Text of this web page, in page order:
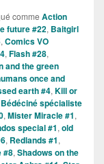
comme Action
future #22, Baitgirl
, Comics VO
, Flash #28,
and the green
once and
earth #4, Kill or
spécialiste
, Mister Miracle #1,
special #1, old
, Redlands #1,
#8, Shadows on the